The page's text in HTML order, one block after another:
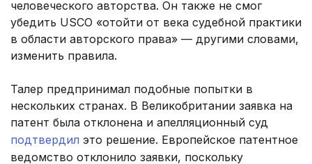
человеческого авторства. Он также не смог
убедить USCO «отойти от века судебной практики
в области авторского права» — другими словами,
изменить правила.
Талер предпринимал подобные попытки в
нескольких странах. В Великобритании заявка на
патент была отклонена и апелляционный суд
подтвердил это решение. Европейское патентное
ведомство отклонило заявки, поскольку